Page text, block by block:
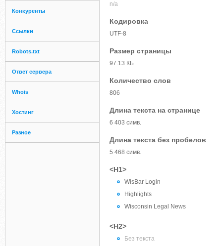
Конкуренты
Ссылки
Robots.txt
Ответ сервера
Whois
Хостинг
Разное
n/a
Кодировка
UTF-8
Размер страницы
97.13 КБ
Количество слов
806
Длина текста на странице
6 403 симв.
Длина текста без пробелов
5 468 симв.
<H1>
WisBar Login
Highlights
Wisconsin Legal News
<H2>
Без текста